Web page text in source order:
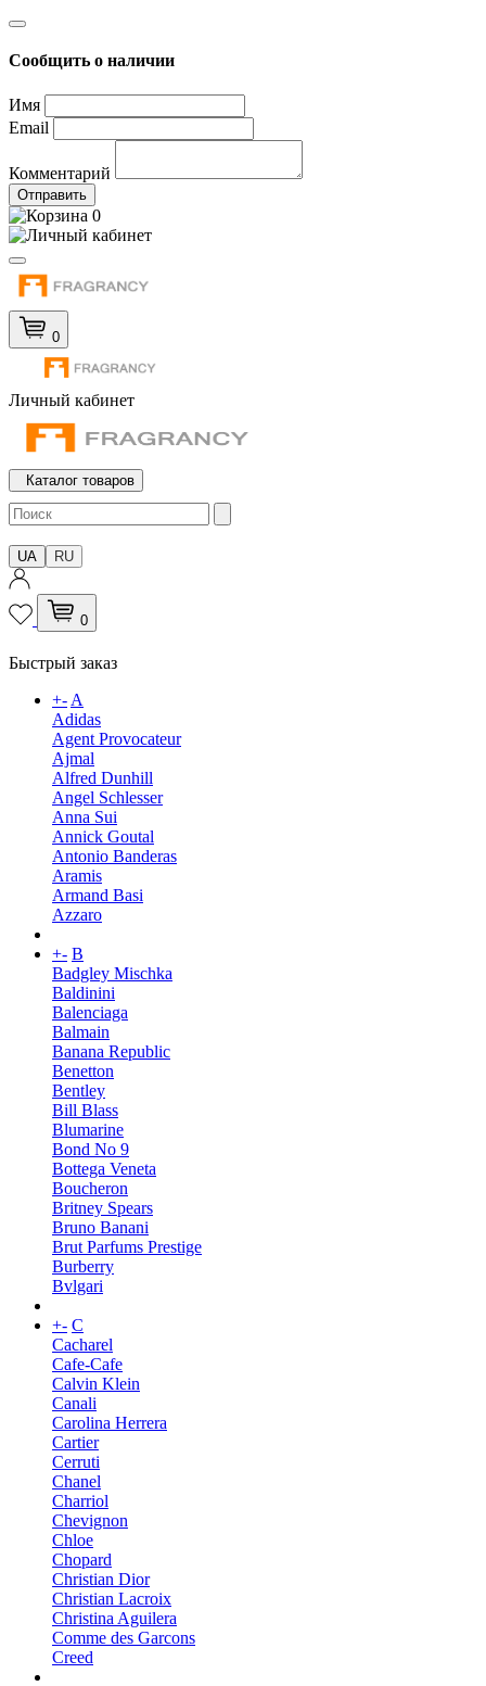
Сообщить о наличии
Имя
Email
Комментарий
Отправить
0
0
Личный кабинет
Каталог товаров
UA RU
0
Быстрый заказ
+-A
Adidas
Agent Provocateur
Ajmal
Alfred Dunhill
Angel Schlesser
Anna Sui
Annick Goutal
Antonio Banderas
Aramis
Armand Basi
Azzaro
+- B
Badgley Mischka
Baldinini
Balenciaga
Balmain
Banana Republic
Benetton
Bentley
Bill Blass
Blumarine
Bond No 9
Bottega Veneta
Boucheron
Britney Spears
Bruno Banani
Brut Parfums Prestige
Burberry
Bvlgari
+- C
Cacharel
Cafe-Cafe
Calvin Klein
Canali
Carolina Herrera
Cartier
Cerruti
Chanel
Charriol
Chevignon
Chloe
Chopard
Christian Dior
Christian Lacroix
Christina Aguilera
Comme des Garcons
Creed